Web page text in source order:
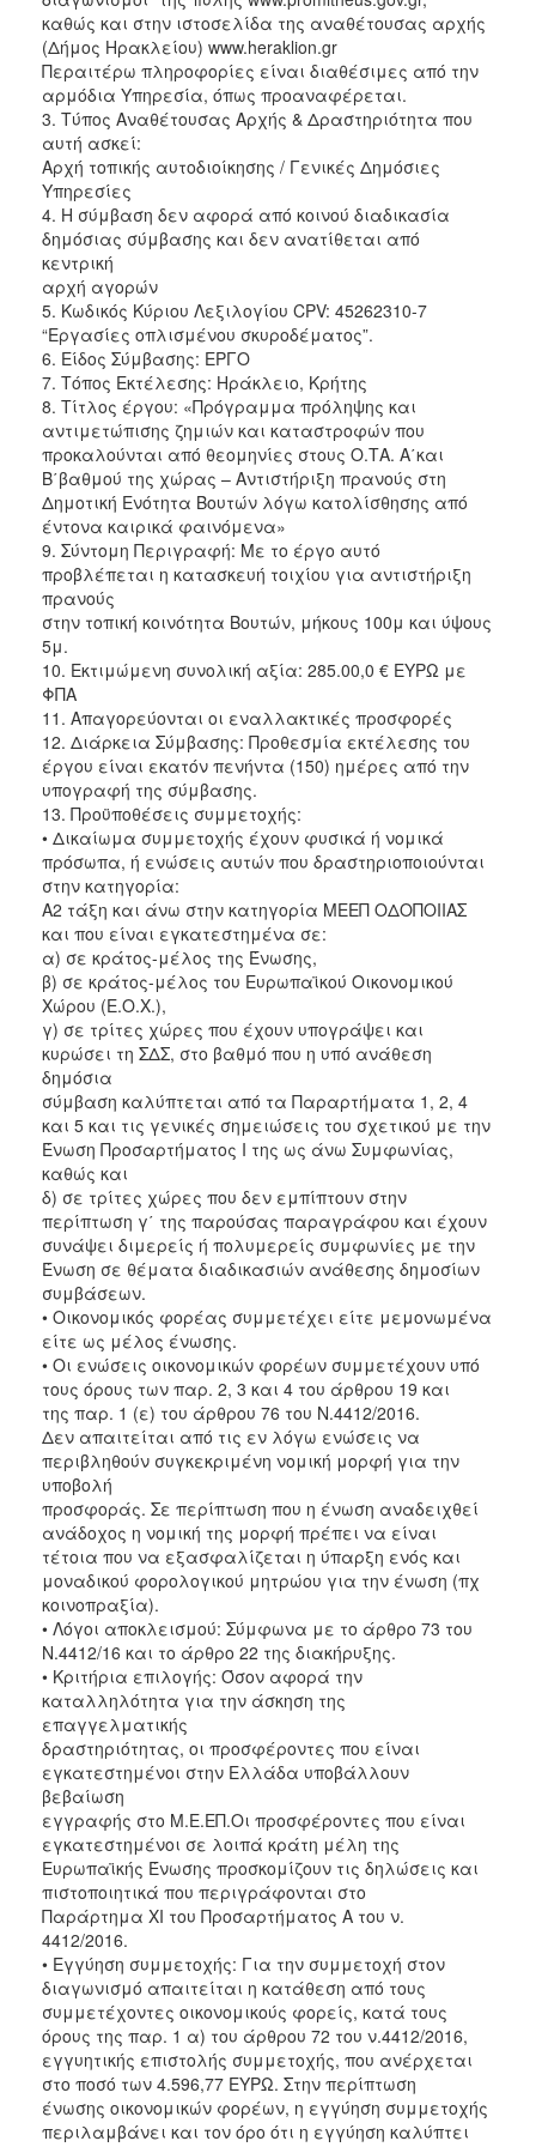
καθώς και στην ιστοσελίδα της αναθέτουσας αρχής
(Δήμος Ηρακλείου) www.heraklion.gr
Περαιτέρω πληροφορίες είναι διαθέσιμες από την
αρμόδια Υπηρεσία, όπως προαναφέρεται.
3. Τύπος Αναθέτουσας Αρχής & Δραστηριότητα που
αυτή ασκεί:
Αρχή τοπικής αυτοδιοίκησης / Γενικές Δημόσιες
Υπηρεσίες
4. Η σύμβαση δεν αφορά από κοινού διαδικασία
δημόσιας σύμβασης και δεν ανατίθεται από
κεντρική
αρχή αγορών
5. Κωδικός Κύριου Λεξιλογίου CPV: 45262310-7
“Εργασίες οπλισμένου σκυροδέματος”.
6. Είδος Σύμβασης: ΕΡΓΟ
7. Τόπος Εκτέλεσης: Ηράκλειο, Κρήτης
8. Τίτλος έργου: «Πρόγραμμα πρόληψης και
αντιμετώπισης ζημιών και καταστροφών που
προκαλούνται από θεομηνίες στους Ο.ΤΑ. Α΄και
Β΄βαθμού της χώρας – Αντιστήριξη πρανούς στη
Δημοτική Ενότητα Βουτών λόγω κατολίσθησης από
έντονα καιρικά φαινόμενα»
9. Σύντομη Περιγραφή: Με το έργο αυτό
προβλέπεται η κατασκευή τοιχίου για αντιστήριξη
πρανούς
στην τοπική κοινότητα Βουτών, μήκους 100μ και ύψους
5μ.
10. Εκτιμώμενη συνολική αξία: 285.00,0 € ΕΥΡΩ με
ΦΠΑ
11. Απαγορεύονται οι εναλλακτικές προσφορές
12. Διάρκεια Σύμβασης: Προθεσμία εκτέλεσης του
έργου είναι εκατόν πενήντα (150) ημέρες από την
υπογραφή της σύμβασης.
13. Προϋποθέσεις συμμετοχής:
• Δικαίωμα συμμετοχής έχουν φυσικά ή νομικά
πρόσωπα, ή ενώσεις αυτών που δραστηριοποιούνται
στην κατηγορία:
Α2 τάξη και άνω στην κατηγορία ΜΕΕΠ ΟΔΟΠΟΙΙΑΣ
και που είναι εγκατεστημένα σε:
α) σε κράτος-μέλος της Ένωσης,
β) σε κράτος-μέλος του Ευρωπαϊκού Οικονομικού
Χώρου (Ε.Ο.Χ.),
γ) σε τρίτες χώρες που έχουν υπογράψει και
κυρώσει τη ΣΔΣ, στο βαθμό που η υπό ανάθεση
δημόσια
σύμβαση καλύπτεται από τα Παραρτήματα 1, 2, 4
και 5 και τις γενικές σημειώσεις του σχετικού με την
Ένωση Προσαρτήματος I της ως άνω Συμφωνίας,
καθώς και
δ) σε τρίτες χώρες που δεν εμπίπτουν στην
περίπτωση γ΄ της παρούσας παραγράφου και έχουν
συνάψει διμερείς ή πολυμερείς συμφωνίες με την
Ένωση σε θέματα διαδικασιών ανάθεσης δημοσίων
συμβάσεων.
• Οικονομικός φορέας συμμετέχει είτε μεμονωμένα
είτε ως μέλος ένωσης.
• Οι ενώσεις οικονομικών φορέων συμμετέχουν υπό
τους όρους των παρ. 2, 3 και 4 του άρθρου 19 και
της παρ. 1 (ε) του άρθρου 76 του Ν.4412/2016.
Δεν απαιτείται από τις εν λόγω ενώσεις να
περιβληθούν συγκεκριμένη νομική μορφή για την
υποβολή
προσφοράς. Σε περίπτωση που η ένωση αναδειχθεί
ανάδοχος η νομική της μορφή πρέπει να είναι
τέτοια που να εξασφαλίζεται η ύπαρξη ενός και
μοναδικού φορολογικού μητρώου για την ένωση (πχ
κοινοπραξία).
• Λόγοι αποκλεισμού: Σύμφωνα με το άρθρο 73 του
Ν.4412/16 και το άρθρο 22 της διακήρυξης.
• Κριτήρια επιλογής: Όσον αφορά την
καταλληλότητα για την άσκηση της
επαγγελματικής
δραστηριότητας, οι προσφέροντες που είναι
εγκατεστημένοι στην Ελλάδα υποβάλλουν
βεβαίωση
εγγραφής στο Μ.Ε.ΕΠ.Οι προσφέροντες που είναι
εγκατεστημένοι σε λοιπά κράτη μέλη της
Ευρωπαϊκής Ένωσης προσκομίζουν τις δηλώσεις και
πιστοποιητικά που περιγράφονται στο
Παράρτημα XI του Προσαρτήματος Α του ν.
4412/2016.
• Εγγύηση συμμετοχής: Για την συμμετοχή στον
διαγωνισμό απαιτείται η κατάθεση από τους
συμμετέχοντες οικονομικούς φορείς, κατά τους
όρους της παρ. 1 α) του άρθρου 72 του ν.4412/2016,
εγγυητικής επιστολής συμμετοχής, που ανέρχεται
στο ποσό των 4.596,77 ΕΥΡΩ. Στην περίπτωση
ένωσης οικονομικών φορέων, η εγγύηση συμμετοχής
περιλαμβάνει και τον όρο ότι η εγγύηση καλύπτει